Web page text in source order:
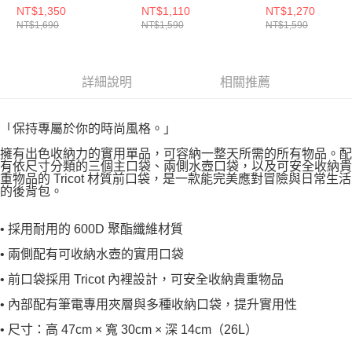
ELITE BACKPACK
OBSIDIAN 男女 後背
NT$1,350
NT$1,690
BACKPACK PAPYRUS
男女 後背包 UA5797-
NT$1,110
NT$1,590
BACKPACK
HUSH 男女 後背
NT$1,270
NT$1,590
詳細說明 相關推薦
「保持專屬於你的時尚風格。」
擁有出色收納力的實用單品，可容納一整天所需的所有物品。配
有依尺寸分類的三個主口袋、兩側水壺口袋，以及可安全收納貴
重物品的 Tricot 材質前口袋，是一款能完美應對冒險與日常生活
的後背包。
• 採用耐用的 600D 聚酯纖維材質
• 兩側配有可收納水壺的實用口袋
• 前口袋採用 Tricot 內裡設計，可安全收納貴重物品
• 內部配有筆電專用夾層與多種收納口袋，提升實用性
• 尺寸：高 47cm × 寬 30cm × 深 14cm（26L）